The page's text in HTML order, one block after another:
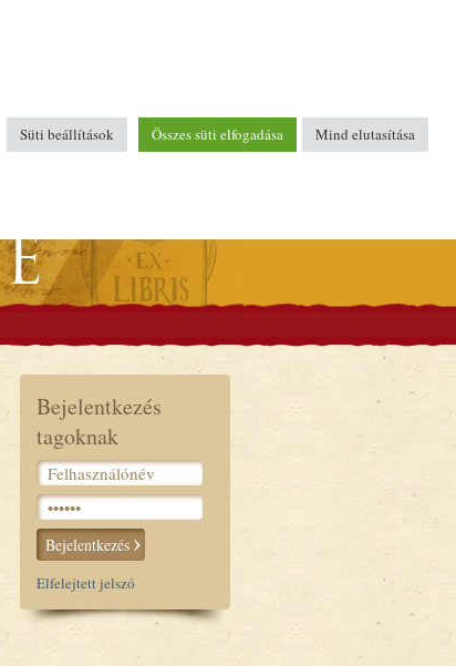
Bejelentkezés
tagoknak
Bejelentkezés
Elfelejtett jelszó
Süti beállítások Összes süti elfogadása Mind elutasítása